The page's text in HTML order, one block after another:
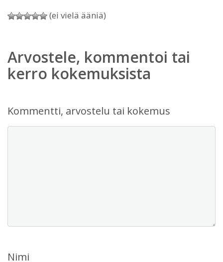
(ei vielä ääniä)
Arvostele, kommentoi tai
kerro kokemuksista
Kommentti, arvostelu tai kokemus
Nimi